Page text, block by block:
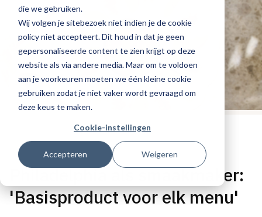
die we gebruiken.
Wij volgen je sitebezoek niet indien je de cookie
policy niet accepteert. Dit houd in dat je geen
gepersonaliseerde content te zien krijgt op deze
website als via andere media. Maar om te voldoen
aan je voorkeuren moeten we één kleine cookie
gebruiken zodat je niet vaker wordt gevraagd om
deze keus te maken.
Cookie-instellingen
Accepteren Weigeren
promotioneel
Gepubliceerd op: 13 november 2025
Philadelphia als smaakmaker:
'Basisproduct voor elk menu'